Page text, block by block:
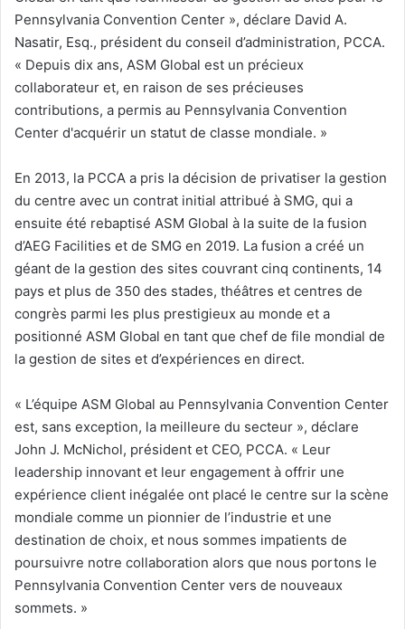
Pennsylvania Convention Center », déclare David A.
Nasatir, Esq., président du conseil d’administration, PCCA.
« Depuis dix ans, ASM Global est un précieux
collaborateur et, en raison de ses précieuses
contributions, a permis au Pennsylvania Convention
Center d'acquérir un statut de classe mondiale. »
En 2013, la PCCA a pris la décision de privatiser la gestion
du centre avec un contrat initial attribué à SMG, qui a
ensuite été rebaptisé ASM Global à la suite de la fusion
d’AEG Facilities et de SMG en 2019. La fusion a créé un
géant de la gestion des sites couvrant cinq continents, 14
pays et plus de 350 des stades, théâtres et centres de
congrès parmi les plus prestigieux au monde et a
positionné ASM Global en tant que chef de file mondial de
la gestion de sites et d’expériences en direct.
« L’équipe ASM Global au Pennsylvania Convention Center
est, sans exception, la meilleure du secteur », déclare
John J. McNichol, président et CEO, PCCA. « Leur
leadership innovant et leur engagement à offrir une
expérience client inégalée ont placé le centre sur la scène
mondiale comme un pionnier de l’industrie et une
destination de choix, et nous sommes impatients de
poursuivre notre collaboration alors que nous portons le
Pennsylvania Convention Center vers de nouveaux
sommets. »